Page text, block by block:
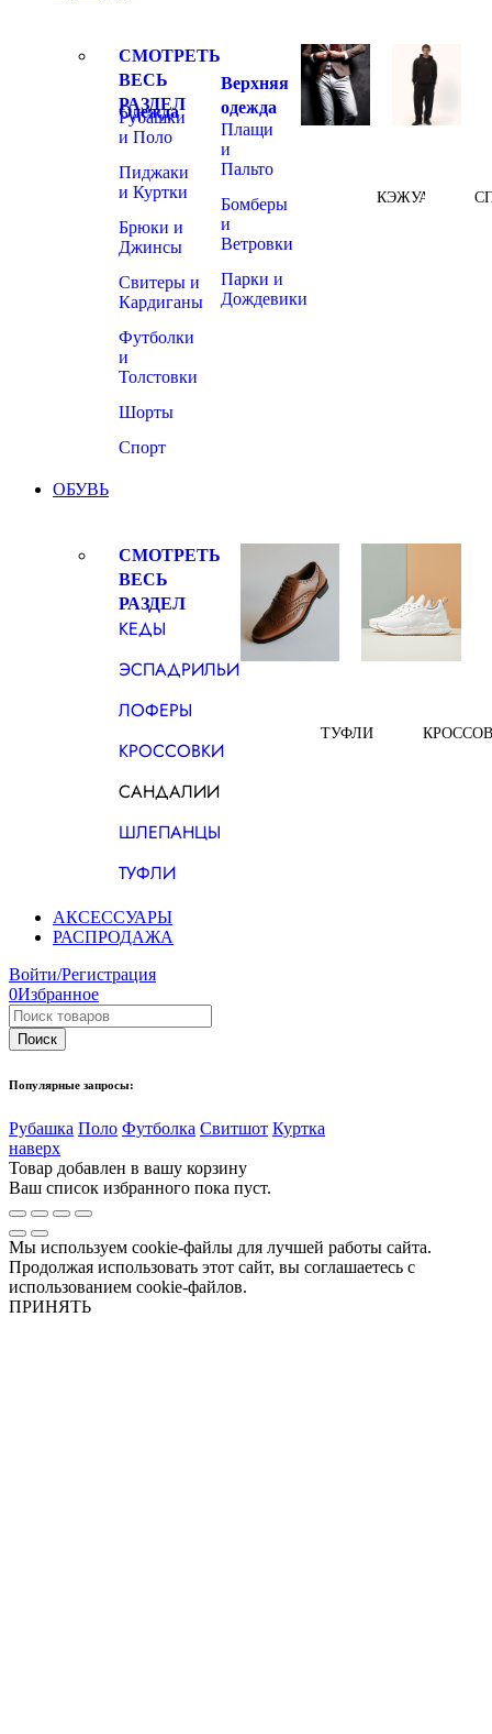
СМОТРЕТЬ
ВЕСЬ
РАЗДЕЛ
Одежда
Рубашки
и Поло
Пиджаки
и Куртки
Брюки и
Джинсы
Свитеры и
Кардиганы
Футболки
и
Толстовки
Шорты
Спорт
Верхняя
одежда
Плащи
и
Пальто
Бомберы
и
Ветровки
Парки и
Дождевики
КЭЖУАЛ
ОБУВЬ
СМОТРЕТЬ
ВЕСЬ
РАЗДЕЛ
КЕДЫ
ЭСПАДРИЛЬИ
ЛОФЕРЫ
КРОССОВКИ
САНДАЛИИ
ШЛЕПАНЦЫ
ТУФЛИ
ТУФЛИ
АКСЕССУАРЫ
РАСПРОДАЖА
Войти/Регистрация
0Избранное
Популярные запросы:
Рубашка Поло Футболка Свитшот Куртка
наверх
Товар добавлен в вашу корзину
Ваш список избранного пока пуст.
Мы используем cookie-файлы для лучшей работы сайта.
Продолжая использовать этот сайт, вы соглашаетесь с
использованием cookie-файлов.
ПРИНЯТЬ